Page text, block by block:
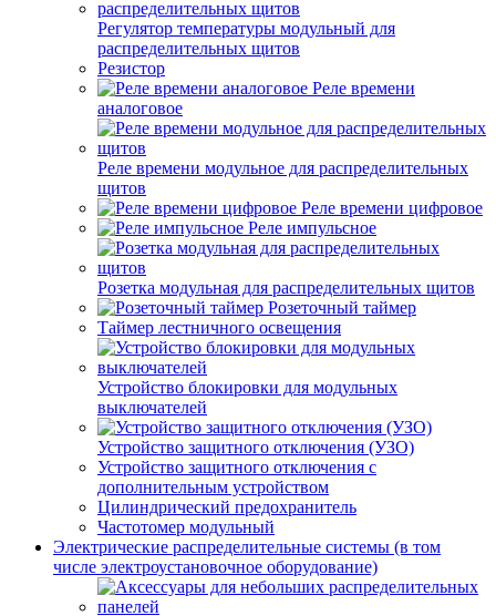
Регулятор температуры модульный для
распределительных щитов
Резистор
Реле времени
аналоговое
Реле времени модульное для распределительных
щитов
Реле времени цифровое
Реле импульсное
Розетка модульная для распределительных щитов
Розеточный таймер
Таймер лестничного освещения
Устройство блокировки для модульных
выключателей
Устройство защитного отключения (УЗО)
Устройство защитного отключения с
дополнительным устройством
Цилиндрический предохранитель
Частотомер модульный
Электрические распределительные системы (в том
числе электроустановочное оборудование)